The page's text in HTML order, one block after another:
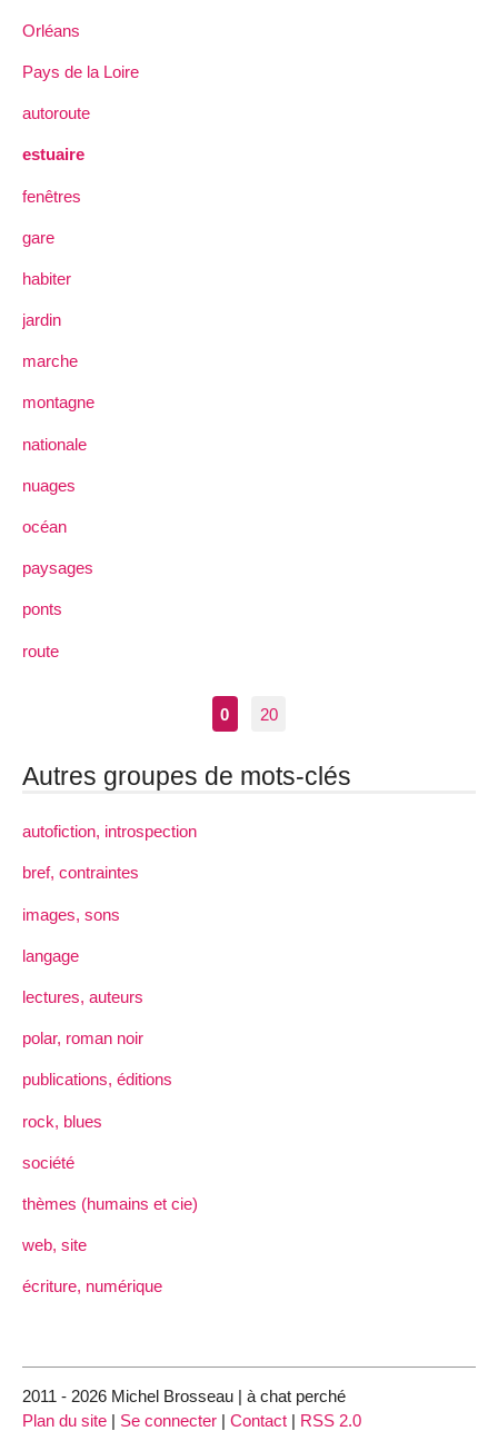
Orléans
Pays de la Loire
autoroute
estuaire
fenêtres
gare
habiter
jardin
marche
montagne
nationale
nuages
océan
paysages
ponts
route
0 20
Autres groupes de mots-clés
autofiction, introspection
bref, contraintes
images, sons
langage
lectures, auteurs
polar, roman noir
publications, éditions
rock, blues
société
thèmes (humains et cie)
web, site
écriture, numérique
2011 - 2026 Michel Brosseau | à chat perché
Plan du site | Se connecter | Contact | RSS 2.0